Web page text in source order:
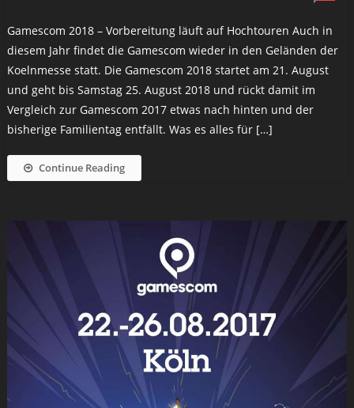
Gamescom 2018 – Vorbereitung läuft auf Hochtouren Auch in
diesem Jahr findet die Gamescom wieder in den Geländen der
Koelnmesse statt. Die Gamescom 2018 startet am 21. August
und geht bis Samstag 25. August 2018 und rückt damit im
Vergleich zur Gamescom 2017 etwas nach hinten und der
bisherige Familientag entfällt. Was es alles für […]
Continue Reading